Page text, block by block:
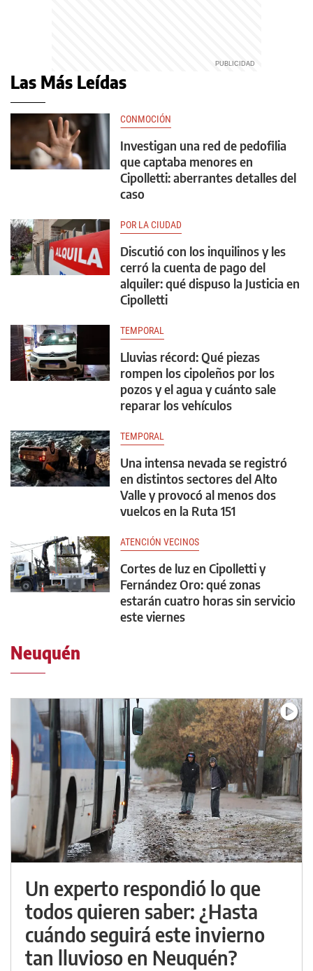
Las Más Leídas
CONMOCIÓN
Investigan una red de pedofilia
que captaba menores en
Cipolletti: aberrantes detalles del
caso
POR LA CIUDAD
Discutió con los inquilinos y les
cerró la cuenta de pago del
alquiler: qué dispuso la Justicia en
Cipolletti
TEMPORAL
Lluvias récord: Qué piezas
rompen los cipoleños por los
pozos y el agua y cuánto sale
reparar los vehículos
TEMPORAL
Una intensa nevada se registró
en distintos sectores del Alto
Valle y provocó al menos dos
vuelcos en la Ruta 151
ATENCIÓN VECINOS
Cortes de luz en Cipolletti y
Fernández Oro: qué zonas
estarán cuatro horas sin servicio
este viernes
Neuquén
Un experto respondió lo que
todos quieren saber: ¿Hasta
cuándo seguirá este invierno
tan lluvioso en Neuquén?